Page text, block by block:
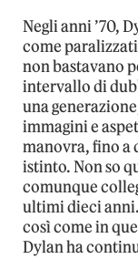
Negli anni ’70,
come
non bastavano
intervallo di
una
immagini e
manovra, fino a
istinto. Non so
comunque
ultimi dieci
così come in
Dylan ha